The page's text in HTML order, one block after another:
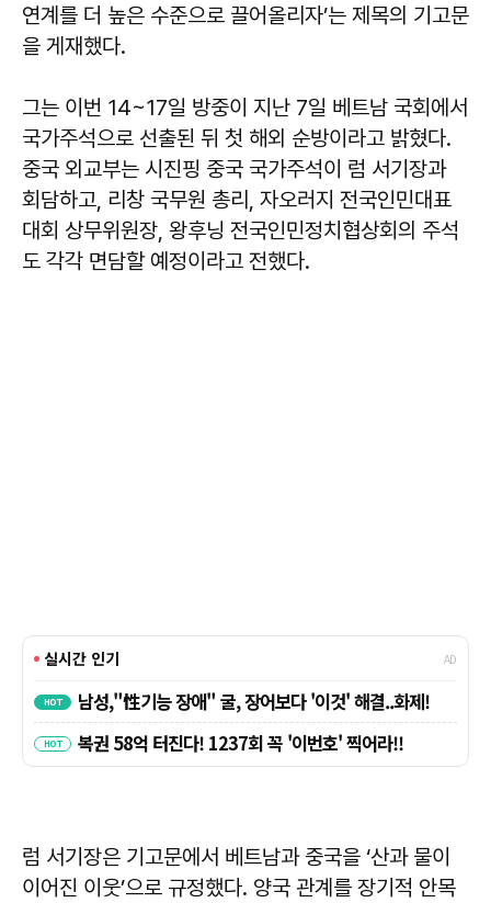
연계를 더 높은 수준으로 끌어올리자’는 제목의 기고문
을 게재했다.
그는 이번 14~17일 방중이 지난 7일 베트남 국회에서
국가주석으로 선출된 뒤 첫 해외 순방이라고 밝혔다.
중국 외교부는 시진핑 중국 국가주석이 럼 서기장과
회담하고, 리창 국무원 총리, 자오러지 전국인민대표
대회 상무위원장, 왕후닝 전국인민정치협상회의 주석
도 각각 면담할 예정이라고 전했다.
럼 서기장은 기고문에서 베트남과 중국을 ‘산과 물이
이어진 이웃’으로 규정했다. 양국 관계를 장기적 안목